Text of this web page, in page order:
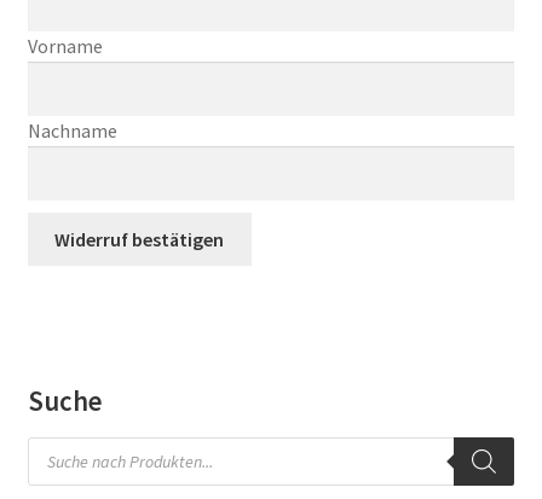
Home
Kasse
Vertrag widerrufen
E
a
r
h
Vorname
Nachname
Widerruf bestätigen
Suche
Products
search